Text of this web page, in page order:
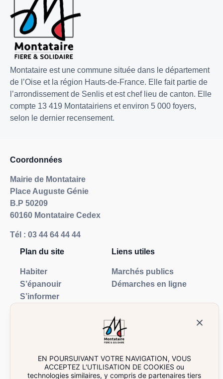
Montataire est une commune située dans le département
de l’Oise et la région Hauts-de-France. Elle fait partie de
l’arrondissement de Senlis et est chef lieu de canton. Elle
compte 13 419 Montatairiens et environ 5 000 foyers,
selon le dernier recensement.
Coordonnées
Mairie de Montataire
Place Auguste Génie
B.P 50209
60160 Montataire Cedex
Tél : 03 44 64 44 44
Plan du site
Habiter
S’épanouir
S’informer
Liens utiles
Marchés publics
Démarches en ligne
Contactez la mairie
EN POURSUIVANT VOTRE NAVIGATION, VOUS
ACCEPTEZ L'UTILISATION DE COOKIES ou
technologies similaires, y compris de partenaires tiers